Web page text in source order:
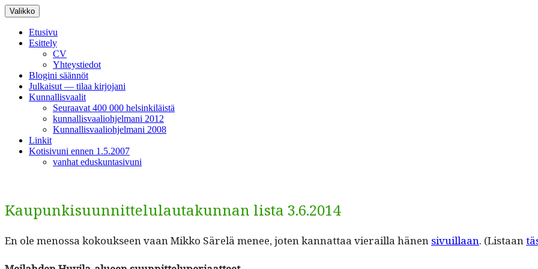
Siirry
sisältöön
Valikko
Etusivu
Esittely
CV
Yhteystiedot
Blogini säännöt
Julkaisut — tilaa kirjojani
Kunnallisvaalit
Seuraavat 400 000 helsinkiläistä
kunnallisvaaliohjelmani 2012
Kunnallisvaaliohjelmani 2008
Linkit
Kotisivuni ennen 1.5.2007
vanhat eduskuntasivuni
Kaupunkisuunnittelulautakunnan lista 3.6.2014
En ole menos­sa kok­ouk­seen vaan Mikko Särelä menee, joten kan­nat­taa vierail­la hänen sivuil­laan. (Lis­taan